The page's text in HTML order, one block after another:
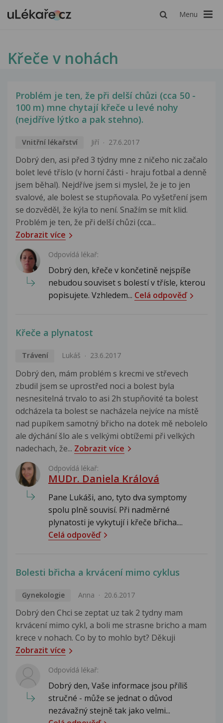
Menu
Křeče v nohách
Problém je ten, že při delší chůzi (cca 50 -
100 m) mne chytají křeče u levé nohy
(nejdříve lýtko a pak stehno).
Vnitřní lékařství Jiří 27.6.2017
Dobrý den, asi před 3 týdny mne z ničeho nic začalo
bolet levé tříslo (v horní části - hraju fotbal a denně
jsem běhal). Nejdříve jsem si myslel, že je to jen
svalové, ale bolest se stupňovala. Po vyšetření jsem
se dozvěděl, že kýla to není. Snažím se mít klid.
Problém je ten, že při delší chůzi (cca...
Zobrazit více
Odpovídá lékař:
Dobrý den, křeče v končetině nejspíše
nebudou souviset s bolestí v třísle, kterou
popisujete. Vzhledem... Celá odpověď
Křeče a plynatost
Trávení Lukáš 23.6.2017
Dobrý den, mám problém s krecmi ve střevech
zbudil jsem se uprostřed noci a bolest byla
nesnesitelná trvalo to asi 2h stupňovité ta bolest
odcházela ta bolest se nacházela nejvíce na místě
nad pupíkem samotný břicho na dotek mě nebolelo
ale dýchání šlo ale s velkými obtížemi při velkých
nadechach, že... Zobrazit více
Odpovídá lékař:
MUDr. Daniela Králová
Pane Lukáši, ano, tyto dva symptomy
spolu plně souvisí. Při nadměrné
plynatosti je vykytují i křeče břicha....
Celá odpověď
Bolesti břicha a krvácení mimo cyklus
Gynekologie Anna 20.6.2017
Dobrý den Chci se zeptat uz tak 2 tydny mam
krvácení mimo cykl, a boli me strasne bricho a mam
krece v nohach. Co by to mohlo byt? Děkuji
Zobrazit více
Odpovídá lékař:
Dobrý den, Vaše informace jsou příliš
stručné - může se jednat o důvod
nezávažný stejně tak jako velmi...